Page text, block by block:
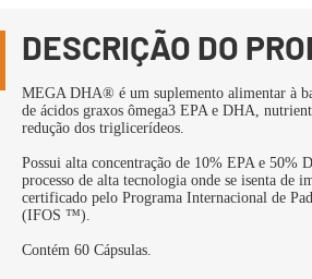
DESCRIÇÃO DO
MEGA DHA® é um suplemento alimentar à
de ácidos graxos ômega3 EPA e DHA,
redução dos triglicerídeos.
Possui alta concentração de 10% EPA e 50%
processo de alta tecnologia onde se isenta de
certificado pelo Programa Internacional de
(IFOS ™).
Contém 60 Cápsulas.